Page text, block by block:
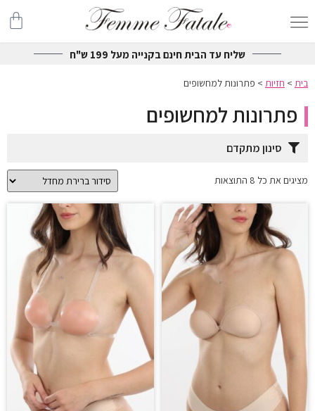
שליח עד הבית חינם בקנייה מעל 199 ש"ח
בית > חזיות > פתרונות למחשופים
פתרונות למחשופים
סינון מתקדם
מציגים את כל ⁦8⁩ התוצאות